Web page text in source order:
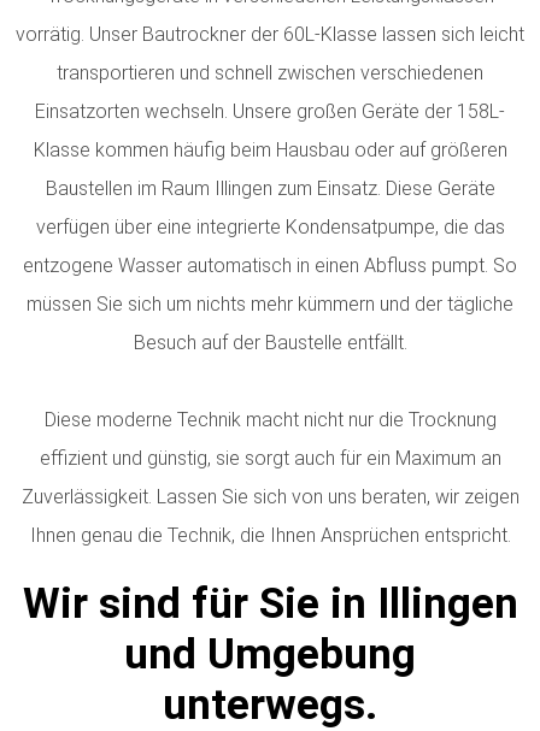
vorrätig. Unser Bautrockner der 60L-Klasse lassen sich leicht
transportieren und schnell zwischen verschiedenen
Einsatzorten wechseln. Unsere großen Geräte der 158L-
Klasse kommen häufig beim Hausbau oder auf größeren
Baustellen im Raum Illingen zum Einsatz. Diese Geräte
verfügen über eine integrierte Kondensatpumpe, die das
entzogene Wasser automatisch in einen Abfluss pumpt. So
müssen Sie sich um nichts mehr kümmern und der tägliche
Besuch auf der Baustelle entfällt.
Diese moderne Technik macht nicht nur die Trocknung
effizient und günstig, sie sorgt auch für ein Maximum an
Zuverlässigkeit. Lassen Sie sich von uns beraten, wir zeigen
Ihnen genau die Technik, die Ihnen Ansprüchen entspricht.
Wir sind für Sie in Illingen
und Umgebung
unterwegs.